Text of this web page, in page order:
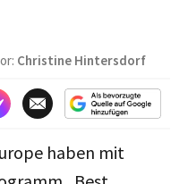
Christine Hintersdorf
haben mit